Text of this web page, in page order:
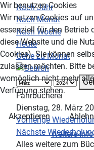
Nach Jahr
Nach Monat
Nach Woche
Heute
Gehe zu Monat
Fahrbücherei
Dienstag, 28. März
Vorherige
Nächste
Alles weitere zum
Wir benutzen Cookies
Wir nutzen Cookies auf
essenziell für den Betrieb
diese Website und die
Cookies). Sie können
zulassen möchten. Bitte
womöglich nicht mehr
Verfügung stehen.
Akzeptieren
Weitere